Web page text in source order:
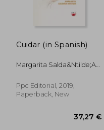
Cuidar (in Spanish)
Margarita Salda&Ntilde;A
Ppc Editorial, 2019,
Paperback, New